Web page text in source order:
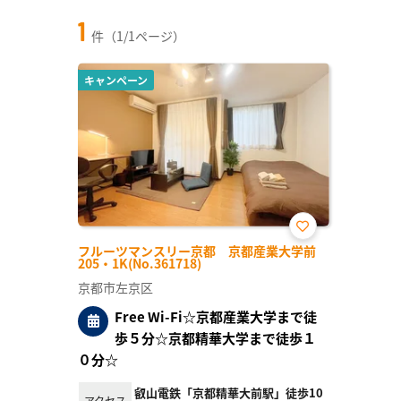
1 件（1/1ページ）
キャンペーン
フルーツマンスリー京都 京都産業大学前
205・1K(No.361718)
お気
に入
京都市左京区
Free Wi-Fi☆京都産業大学まで徒
歩５分☆京都精華大学まで徒歩１
０分☆
叡山電鉄「京都精華大前駅」徒歩10